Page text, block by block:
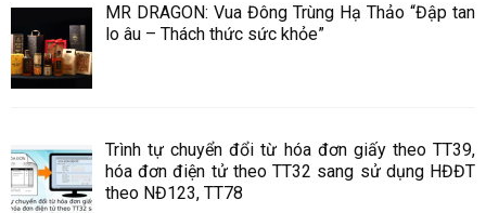
MR DRAGON: Vua Đông Trùng Hạ Thảo “Đập tan
lo âu – Thách thức sức khỏe”
Trình tự chuyển đổi từ hóa đơn giấy theo TT39,
hóa đơn điện tử theo TT32 sang sử dụng HĐĐT
theo NĐ123, TT78